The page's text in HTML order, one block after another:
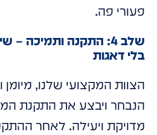
פעורי פה.
שלב 4: התקנה ותמיכה
בלי דאגות
הצוות המקצועי שלנו, מיומן
הנבחר ויבצע את התקנת
מדויקת ויעילה. לאחר